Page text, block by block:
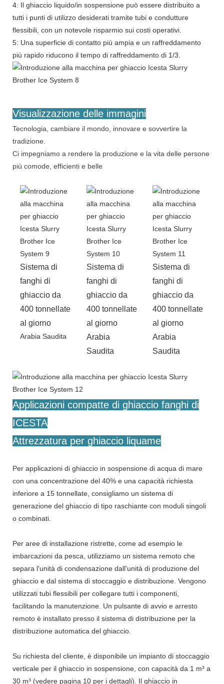
4: Il ghiaccio liquido/in sospensione può essere distribuito a
tutti i punti di utilizzo desiderati tramite tubi e condutture
flessibili, con un notevole risparmio sui costi operativi.
5: Una superficie di contatto più ampia e un raffreddamento
più rapido riducono il tempo di raffreddamento di 1/3.
Visualizzazione delle immagini
Tecnologia, cambiare il mondo, innovare e sovvertire la
tradizione.
Ci impegniamo a rendere la produzione e la vita delle persone
più comode, efficienti e belle
Sistema di
fanghi di
ghiaccio da
400 tonnellate
al giorno
Arabia Saudita
Sistema di
fanghi di
ghiaccio da
400 tonnellate
al giorno
Arabia
Saudita
Sistema di
fanghi di
ghiaccio da
400 tonnellate
al giorno
Arabia
Saudita
Applicazioni compatte di ghiaccio fanghi di
ICESTA
Attrezzatura per ghiaccio liquame
Per applicazioni di ghiaccio in sospensione di acqua di mare
con una concentrazione del 40% e una capacità richiesta
inferiore a 15 tonnellate, consigliamo un sistema di
generazione del ghiaccio di tipo raschiante con moduli singoli
o combinati.
Per aree di installazione ristrette, come ad esempio le
imbarcazioni da pesca, utilizziamo un sistema remoto che
separa l'unità di condensazione dall'unità di produzione del
ghiaccio e dal sistema di stoccaggio e distribuzione. Vengono
utilizzati tubi flessibili per collegare tutti i componenti,
facilitando la manutenzione. Un pulsante di avvio e arresto
remoto è installato presso il sistema di distribuzione per la
distribuzione automatica del ghiaccio.
Su richiesta del cliente, è disponibile un impianto di stoccaggio
verticale per il ghiaccio in sospensione, con capacità da 1 m³ a
30 m³ (vedere pagina 10 per i dettagli). Il ghiaccio in